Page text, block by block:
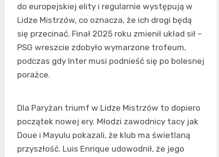
do europejskiej elity i regularnie występują w
Lidze Mistrzów, co oznacza, że ich drogi będą
się przecinać. Finał 2025 roku zmienił układ sił –
PSG wreszcie zdobyło wymarzone trofeum,
podczas gdy Inter musi podnieść się po bolesnej
porażce.
Dla Paryżan triumf w Lidze Mistrzów to dopiero
początek nowej ery. Młodzi zawodnicy tacy jak
Doue i Mayulu pokazali, że klub ma świetlaną
przyszłość. Luis Enrique udowodnił, że jego